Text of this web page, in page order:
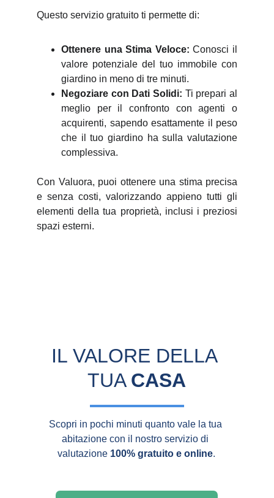
Questo servizio gratuito ti permette di:
Ottenere una Stima Veloce: Conosci il
valore potenziale del tuo immobile con
giardino in meno di tre minuti.
Negoziare con Dati Solidi: Ti prepari al
meglio per il confronto con agenti o
acquirenti, sapendo esattamente il peso
che il tuo giardino ha sulla valutazione
complessiva.
Con Valuora, puoi ottenere una stima precisa
e senza costi, valorizzando appieno tutti gli
elementi della tua proprietà, inclusi i preziosi
spazi esterni.
IL VALORE DELLA
TUA CASA
Scopri in pochi minuti quanto vale la tua
abitazione con il nostro servizio di
valutazione 100% gratuito e online.